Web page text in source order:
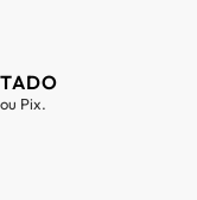
Pix.